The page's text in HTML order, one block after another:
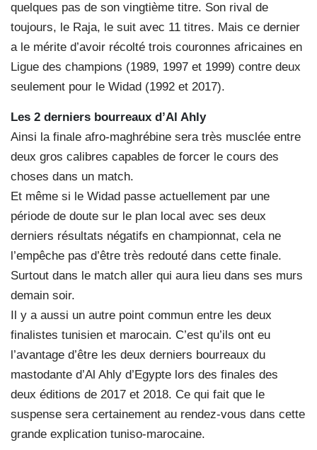
quelques pas de son vingtième titre. Son rival de
toujours, le Raja, le suit avec 11 titres. Mais ce dernier
a le mérite d’avoir récolté trois couronnes africaines en
Ligue des champions (1989, 1997 et 1999) contre deux
seulement pour le Widad (1992 et 2017).
Les 2 derniers bourreaux d’Al Ahly
Ainsi la finale afro-maghrébine sera très musclée entre
deux gros calibres capables de forcer le cours des
choses dans un match.
Et même si le Widad passe actuellement par une
période de doute sur le plan local avec ses deux
derniers résultats négatifs en championnat, cela ne
l’empêche pas d’être très redouté dans cette finale.
Surtout dans le match aller qui aura lieu dans ses murs
demain soir.
Il y a aussi un autre point commun entre les deux
finalistes tunisien et marocain. C’est qu’ils ont eu
l’avantage d’être les deux derniers bourreaux du
mastodante d’Al Ahly d’Egypte lors des finales des
deux éditions de 2017 et 2018. Ce qui fait que le
suspense sera certainement au rendez-vous dans cette
grande explication tuniso-marocaine.